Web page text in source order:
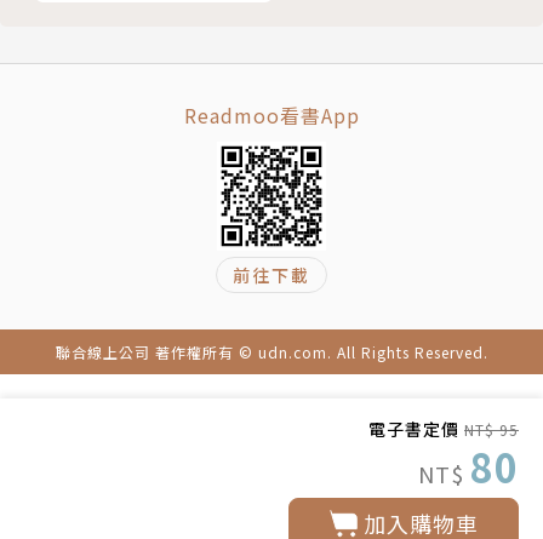
電子書定價 NT$ 95
NT$ 80
加入購物車
Readmoo看書App
前往下載
聯合線上公司 著作權所有 © udn.com. All Rights Reserved.